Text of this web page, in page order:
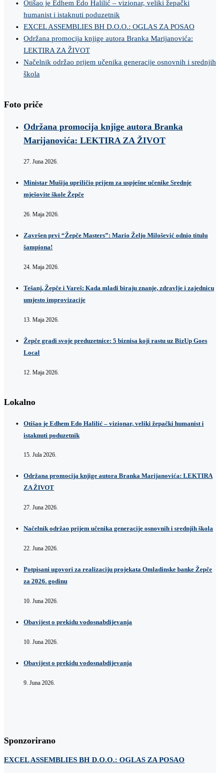
Otišao je Edhem Edo Halilić – vizionar, veliki žepački
humanist i istaknuti poduzetnik
EXCEL ASSEMBLIES BH D.O.O.: OGLAS ZA POSAO
Održana promocija knjige autora Branka Marijanovića:
LEKTIRA ZA ŽIVOT
Načelnik održao prijem učenika generacije osnovnih i srednjih
škola
Foto priče
Održana promocija knjige autora Branka
Marijanovića: LEKTIRA ZA ŽIVOT
27. Juna 2026.
Ministar Mušija upriličio prijem za uspješne učenike Srednje
mješovite škole Žepče
26. Maja 2026.
Završen prvi “Žepče Masters”: Mario Željo Milošević odnio titulu
šampiona!
24. Maja 2026.
Tešanj, Žepče i Vareš: Kada mladi biraju znanje, zdravlje i zajednicu
umjesto improvizacije
13. Maja 2026.
Žepče gradi svoje preduzetnice: 5 biznisa koji rastu uz BizUp Goes
Local
12. Maja 2026.
Lokalno
Otišao je Edhem Edo Halilić – vizionar, veliki žepački humanist i
istaknuti poduzetnik
15. Jula 2026.
Održana promocija knjige autora Branka Marijanovića: LEKTIRA
ZA ŽIVOT
27. Juna 2026.
Načelnik održao prijem učenika generacije osnovnih i srednjih škola
22. Juna 2026.
Potpisani ugovori za realizaciju projekata Omladinske banke Žepče
za 2026. godinu
10. Juna 2026.
Obavijest o prekidu vodosnabdijevanja
10. Juna 2026.
Obavijest o prekidu vodosnabdijevanja
9. Juna 2026.
Sponzorirano
EXCEL ASSEMBLIES BH D.O.O.: OGLAS ZA POSAO